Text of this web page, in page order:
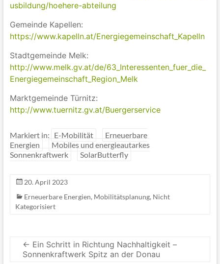
usbildung/hoehere-abteilung
Gemeinde Kapellen:
https://www.kapelln.at/Energiegemeinschaft_Kapelln
Stadtgemeinde Melk:
http://www.melk.gv.at/de/63_Interessenten_fuer_die_
Energiegemeinschaft_Region_Melk
Marktgemeinde Türnitz:
http://www.tuernitz.gv.at/Buergerservice
Markiert in: E-Mobilität
Erneuerbare
Energien
Mobiles und energieautarkes
Sonnenkraftwerk
SolarButterfly
20. April 2023
Erneuerbare Energien, Mobilitätsplanung, Nicht
Kategorisiert
← Ein Schritt in Richtung Nachhaltigkeit –
Sonnenkraftwerk Spitz an der Donau